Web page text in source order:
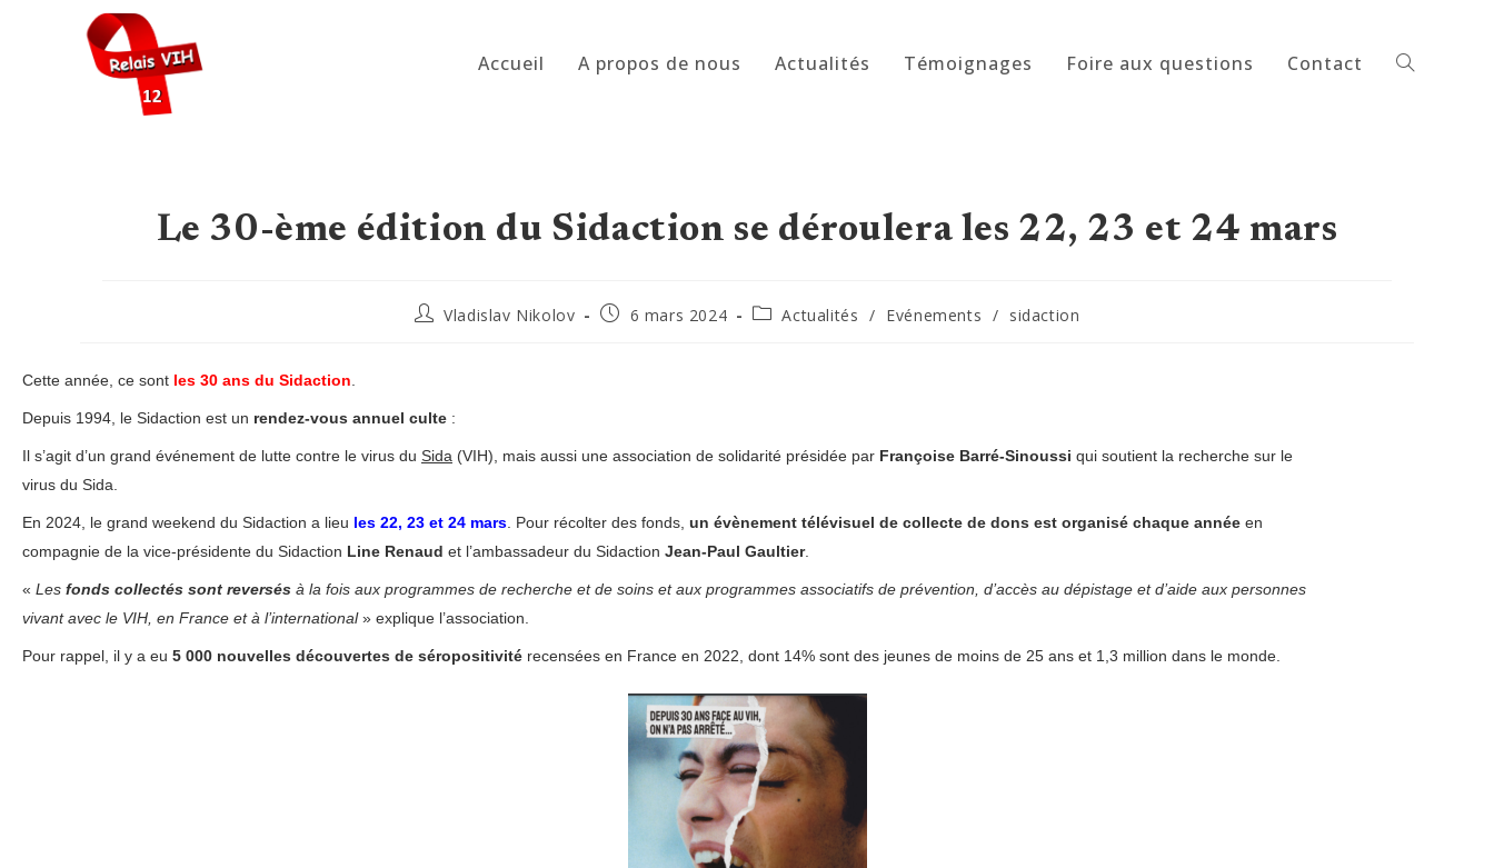
Accueil A propos de nous Actualités Témoignages Foire aux questions Contact Toggle
Le 30-ème édition du Sidaction se déroulera les 22, 23 et 24 mars
Auteur/autrice
Vladislav Nikolov
Publication
6 mars 2024
PostActualités / Evénements / sidaction
Cette année, ce sont les 30 ans du Sidaction
Depuis 1994, le Sidaction est un rendez-vous annuel culte :
Il s’agit d’un grand événement de lutte contre le virus du Sida (VIH), mais aussi une association de solidarité présidée par Françoise Barré-Sinoussi qui soutient la recherche sur le
virus du Sida.
En 2024, le grand weekend du Sidaction a lieu les 22, 23 et 24 mars . Pour récolter des fonds, un évènement télévisuel de collecte de dons est organisé chaque année en
compagnie de la vice-présidente du Sidaction Line Renaud et l’ambassadeur du Sidaction Jean-Paul Gaultier.
« Les fonds collectés sont reversés à la fois aux programmes de recherche et de soins et aux programmes associatifs de prévention, d’accès au dépistage et d’aide aux personnes
vivant avec le VIH, en France et à l’international» explique l’association.
Pour rappel, il y a eu 5 000 nouvelles découvertes de séropositivité recensées en France en 2022, dont 14% sont des jeunes de moins de 25 ans et 1,3 million dans le monde.